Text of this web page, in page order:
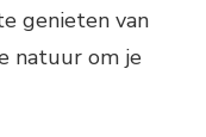
genieten van
natuur om je